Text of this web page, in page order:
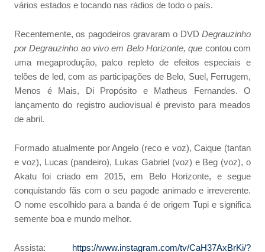
vários estados e tocando nas rádios de todo o país.
Recentemente, os pagodeiros gravaram o DVD Degrauzinho
por Degrauzinho ao vivo em Belo Horizonte, que contou com
uma megaprodução, palco repleto de efeitos especiais e
telões de led, com as participações de Belo, Suel, Ferrugem,
Menos é Mais, Di Propósito e Matheus Fernandes. O
lançamento do registro audiovisual é previsto para meados
de abril.
Formado atualmente por Angelo (reco e voz), Caique (tantan
e voz), Lucas (pandeiro), Lukas Gabriel (voz) e Beg (voz), o
Akatu foi criado em 2015, em Belo Horizonte, e segue
conquistando fãs com o seu pagode animado e irreverente.
O nome escolhido para a banda é de origem Tupi e significa
semente boa e mundo melhor.
Assista:
https://www.instagram.com/tv/CaH37AxBrKi/?